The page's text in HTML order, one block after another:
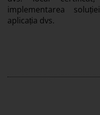
implementarea
aplicația dvs.